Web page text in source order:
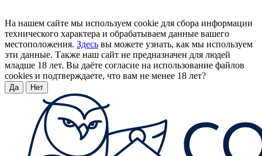
На нашем сайте мы используем cookie для сбора информации
технического характера и обрабатываем данные вашего
местоположения. Здесь вы можете узнать, как мы используем
эти данные. Также наш сайт не предназначен для людей
младше 18 лет. Вы даёте согласие на использование файлов
cookies и подтверждаете, что вам не менее 18 лет?
Да Нет